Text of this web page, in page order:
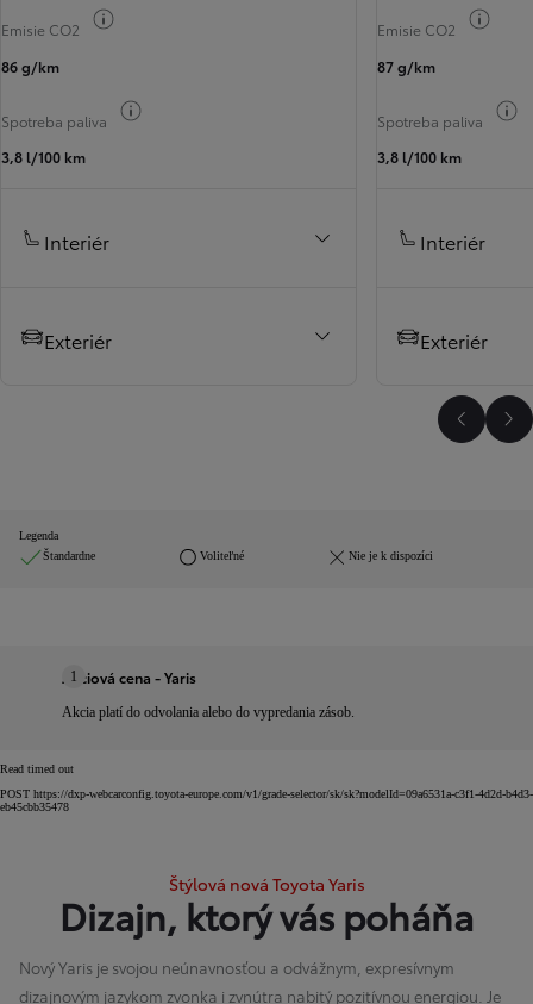
Emisie CO2
86 g/km
Spotreba paliva
3,8 l/100 km
Interiér
Exteriér
Emisie CO2
87 g/km
Spotreba paliva
3,8 l/100 km
Interiér
Exteriér
Legenda
Štandardne
Voliteľné Nie je k dispozíci
1
Akciová cena - Yaris
Akcia platí do odvolania alebo do vypredania zásob.
Read timed out
POST https://dxp-webcarconfig.toyota-europe.com/v1/grade-selector/sk/sk?modelId=09a6531a-c3f1-4d2d-b4d3-
eb45cbb35478
Štýlová nová Toyota Yaris
Dizajn, ktorý vás poháňa
Nový Yaris je svojou neúnavnosťou a odvážnym, expresívnym
dizajnovým jazykom zvonka i zvnútra nabitý pozitívnou energiou. Je